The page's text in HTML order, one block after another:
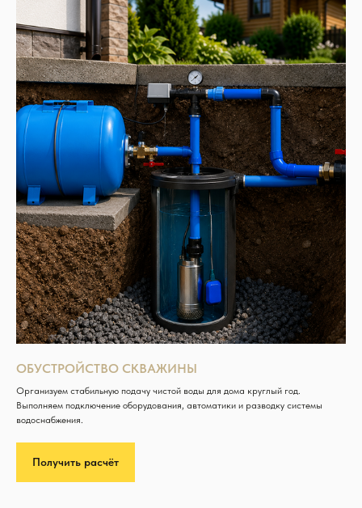
ОБУСТРОЙСТВО СКВАЖИНЫ
Организуем стабильную подачу чистой воды для дома круглый год.
Выполняем подключение оборудования, автоматики и разводку системы
водоснабжения.
Получить расчёт